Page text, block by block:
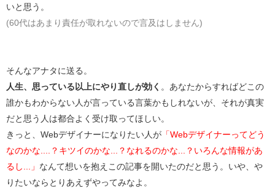
いと思う。
(60代はあまり責任が取れないので言及はしません)
そんなアナタに送る。
人生、思っている以上にやり直しが効く 。あなたからすればどこの
誰かもわからない人が言っている言葉かもしれないが、それが真実
だと思う人は都合よく受け取ってほしい。
きっと、Webデザイナーになりたい人が 「Webデザイナーってどう
なのかな....？キツイのかな...？なれるのかな...？いろんな情報があ
るし...」 なんて想いを抱えこの記事を開いたのだと思う。いや、や
りたいならとりあえずやってみなよ。